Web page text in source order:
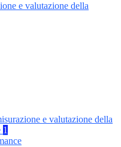
e valutazione della
e valutazione della
1